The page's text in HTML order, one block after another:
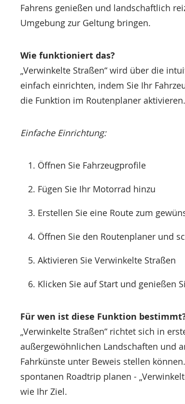
Fahrens genießen und landschaftlich
Umgebung zur Geltung bringen.
Wie funktioniert das?
„Verwinkelte Straßen“ wird über die
einfach einrichten, indem Sie Ihr
die Funktion im Routenplaner aktivieren.
Einfache Einrichtung:
Öffnen Sie Fahrzeugprofile
Fügen Sie Ihr Motorrad hinzu
Erstellen Sie eine Route zum
Öffnen Sie den Routenplaner und
Aktivieren Sie Verwinkelte Straßen
Klicken Sie auf Start und genießen
Für wen ist diese Funktion
„Verwinkelte Straßen“ richtet sich in
außergewöhnlichen Landschaften und
Fahrkünste unter Beweis stellen
spontanen Roadtrip planen -
wie Ihr Ziel.